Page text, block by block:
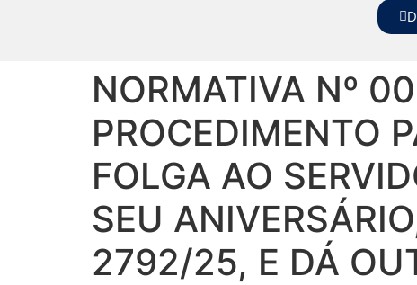
NORMATIVA Nº
PROCEDIMENTO
FOLGA AO
SEU
2792/25, E DÁ